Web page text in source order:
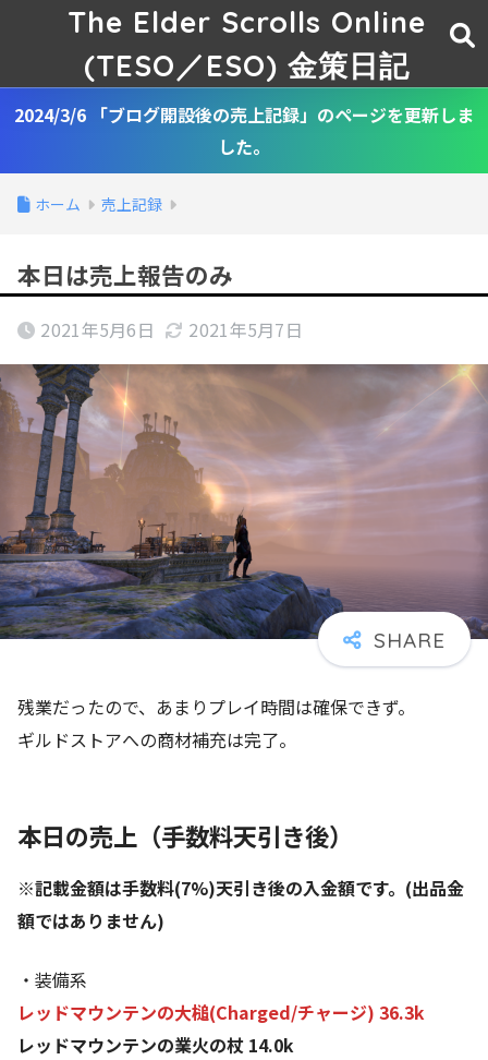
The Elder Scrolls Online
(TESO／ESO) 金策日記
2024/3/6 「ブログ開設後の売上記録」のページを更新しま
した。
ホーム 売上記録
本日は売上報告のみ
2021年5月6日 2021年5月7日
残業だったので、あまりプレイ時間は確保できず。
ギルドストアへの商材補充は完了。
本日の売上（手数料天引き後）
※記載金額は手数料(7%)天引き後の入金額です。(出品金
額ではありません)
・装備系
レッドマウンテンの大槌(Charged/チャージ) 36.3k
レッドマウンテンの業火の杖 14.0k